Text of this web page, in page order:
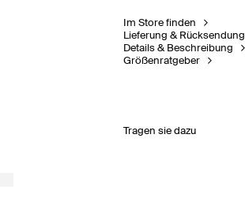
Im Store finden
Lieferung & Rücksendung
Details & Beschreibung
Größenratgeber
Tragen sie dazu